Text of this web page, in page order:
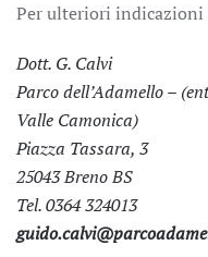
Per ulteriori
Dott. G. Calvi
Parco dell’Adamello –
Valle Camonica)
Piazza Tassara, 3
25043 Breno BS
Tel. 0364 324013